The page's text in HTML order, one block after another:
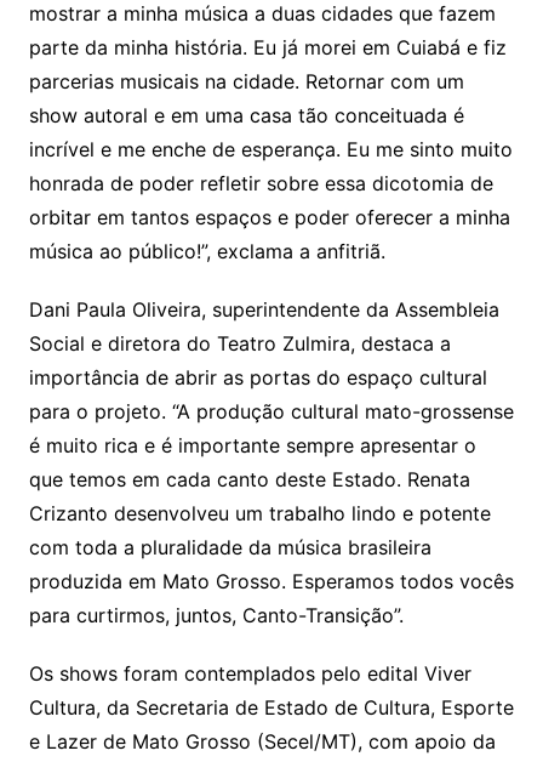
mostrar a minha música a duas cidades que fazem
parte da minha história. Eu já morei em Cuiabá e fiz
parcerias musicais na cidade. Retornar com um
show autoral e em uma casa tão conceituada é
incrível e me enche de esperança. Eu me sinto muito
honrada de poder refletir sobre essa dicotomia de
orbitar em tantos espaços e poder oferecer a minha
música ao público!”, exclama a anfitriã.
Dani Paula Oliveira, superintendente da Assembleia
Social e diretora do Teatro Zulmira, destaca a
importância de abrir as portas do espaço cultural
para o projeto. “A produção cultural mato-grossense
é muito rica e é importante sempre apresentar o
que temos em cada canto deste Estado. Renata
Crizanto desenvolveu um trabalho lindo e potente
com toda a pluralidade da música brasileira
produzida em Mato Grosso. Esperamos todos vocês
para curtirmos, juntos, Canto-Transição”.
Os shows foram contemplados pelo edital Viver
Cultura, da Secretaria de Estado de Cultura, Esporte
e Lazer de Mato Grosso (Secel/MT), com apoio da